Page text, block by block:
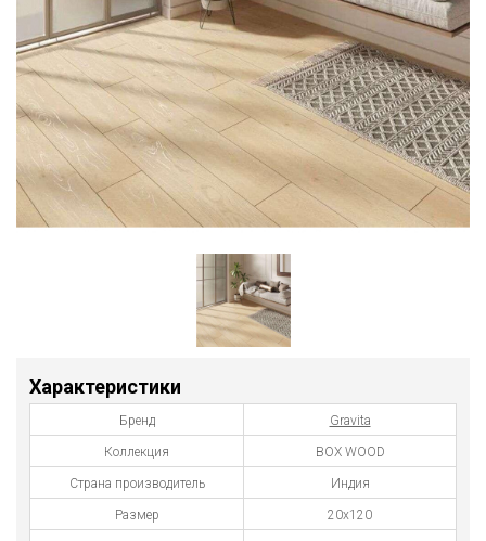
Характеристики
Бренд Gravita
Коллекция BOX WOOD
Страна производитель Индия
Размер 20х120